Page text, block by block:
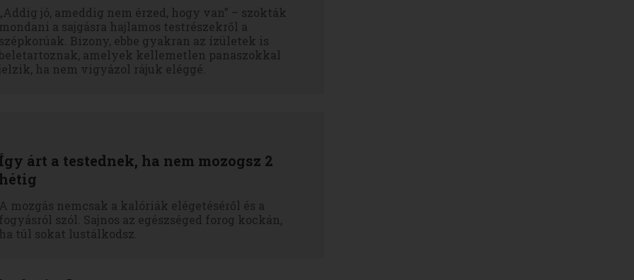
jó, ameddig nem érzed, hogy van” – szokták
a sajgásra hajlamos testrészekről a
Bizony, ebbe gyakran az ízületek is
amelyek kellemetlen panaszokkal
ha nem vigyázol rájuk eléggé.
árt a testednek, ha nem mozogsz 2
mozgás nemcsak a kalóriák elégetéséről és a
szól. Sajnos az egészséged forog kockán,
túl sokat lustálkodsz.